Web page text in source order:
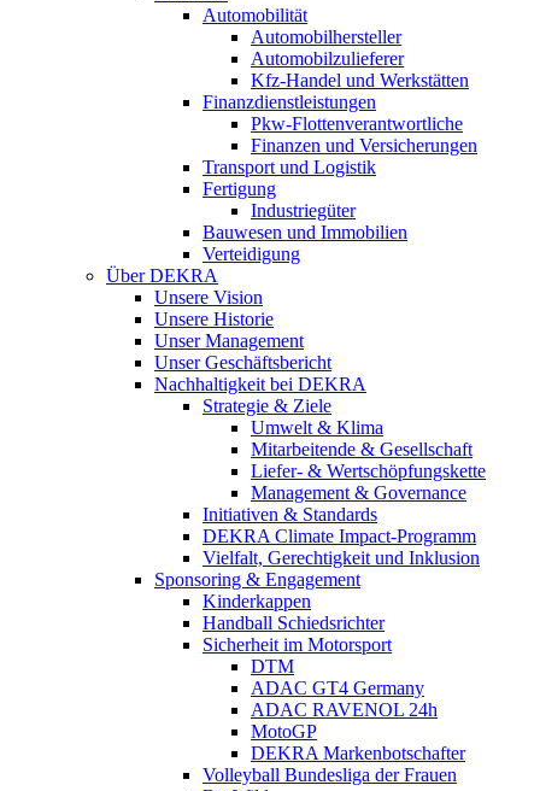
Automobilität
Automobilhersteller
Automobilzulieferer
Kfz-Handel und Werkstätten
Finanzdienstleistungen
Pkw‑Flottenverantwortliche
Finanzen und Versicherungen
Transport und Logistik
Fertigung
Industriegüter
Bauwesen und Immobilien
Verteidigung
Über DEKRA
Unsere Vision
Unsere Historie
Unser Management
Unser Geschäftsbericht
Nachhaltigkeit bei DEKRA
Strategie & Ziele
Umwelt & Klima
Mitarbeitende & Gesellschaft
Liefer- & Wertschöpfungskette
Management & Governance
Initiativen & Standards
DEKRA Climate Impact-Programm
Vielfalt, Gerechtigkeit und Inklusion​
Sponsoring & Engagement
Kinderkappen
Handball Schiedsrichter
Sicherheit im Motorsport
DTM
ADAC GT4 Germany
ADAC RAVENOL 24h
MotoGP
DEKRA Markenbotschafter
Volleyball Bundesliga der Frauen